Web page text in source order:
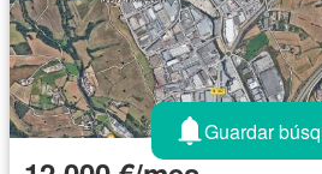
Guardar